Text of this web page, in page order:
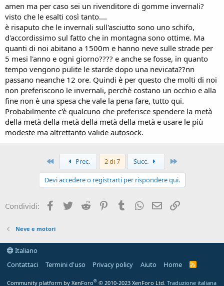
amen ma per caso sei un rivenditore di gomme invernali?
visto che le esalti così tanto....
è risaputo che le invernali sull'asciutto sono uno schifo,
d'accordissimo sul fatto che in montagna sono ottime. Ma
quanti di noi abitano a 1500m e hanno neve sulle strade per
5 mesi l'anno e ogni giorno???? e anche se fosse, in quanto
tempo vengono pulite le starde dopo una nevicata??nn
passano neanche 12 ore. Quindi è per questo che molti di noi
non preferiscono le invernali, perchè costano un occhio e alla
fine non è una spesa che vale la pena fare, tutto qui.
Probabilmente c'è qualcuno che preferisce spendere la metà
della metà della metà della metà della metà e usare le più
modeste ma altrettanto valide autosock.
Primo Prec. 2 di 7 Succ.
Devi accedere o registrarti per rispondere qui.
Condividi: Facebook
Twitter Reddit PinterestTumblrWhatsApp
Email
Neve e motori
Italiano
Contattaci
Termini d'uso Privacy policy Aiuto Home
R
Community platform by XenForo® © 2010-2023 XenForo Ltd. Traduzione italiana